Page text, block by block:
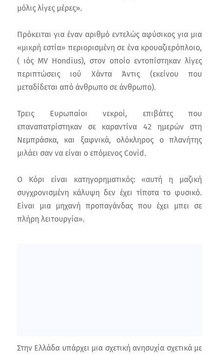
μόλις λίγες μέρες».
Πρόκειται για έναν αριθμό εντελώς αφύσικος για μια
«μικρή εστία» περιορισμένη σε ένα κρουαζιερόπλοιο,
( ιός MV Hondius), στον οποίο εντοπίστηκαν λίγες
περιπτώσεις ιού Χάντα Άντις (εκείνου που
μεταδίδεται από άνθρωπο σε άνθρωπο).
Τρεις Ευρωπαίοι νεκροί, επιβάτες που
επαναπατρίστηκαν σε καραντίνα 42 ημερών στη
Νεμπράσκα, και ξαφνικά, ολόκληρος ο πλανήτης
μιλάει σαν να είναι ο επόμενος Covid.
Ο Κόρι είναι κατηγορηματικός: «αυτή η μαζική
συγχρονισμένη κάλυψη δεν έχει τίποτα το φυσικό.
Είναι μια μηχανή προπαγάνδας που έχει μπει σε
πλήρη λειτουργία».
Στην Ελλάδα υπάρχει μια σχετική ανησυχία σχετικά με